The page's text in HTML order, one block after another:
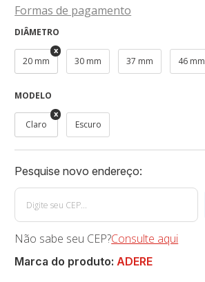
Formas de pagamento
DIÂMETRO
20 mm 30 mm 37 mm 46 mm
MODELO
Claro Escuro
Não sabe seu CEP?Consulte aqui
Marca do produto:ADERE